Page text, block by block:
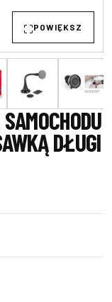
POWIĘKSZ
DŁUGI